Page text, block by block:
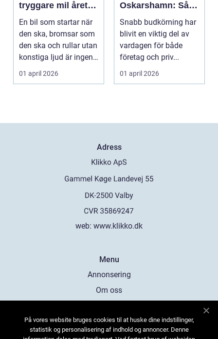
tryggare mil året
runt
En bil som startar när
den ska, bromsar som
den ska och rullar utan
konstiga ljud är ingen
självklar...
01 april 2026
Oskarshamn: Så
väljer företag och
privatpersoner rätt
lösning
Snabb budkörning har
blivit en viktig del av
vardagen för både
företag och priv...
01 april 2026
Adress
web: www.klikko.dk
Menu
Annonsering
Om oss
Kontakta oss
Sitemap
På vores website bruges cookies til at huske dine indstillinger,
statistik og personalisering af indhold og annoncer. Denne